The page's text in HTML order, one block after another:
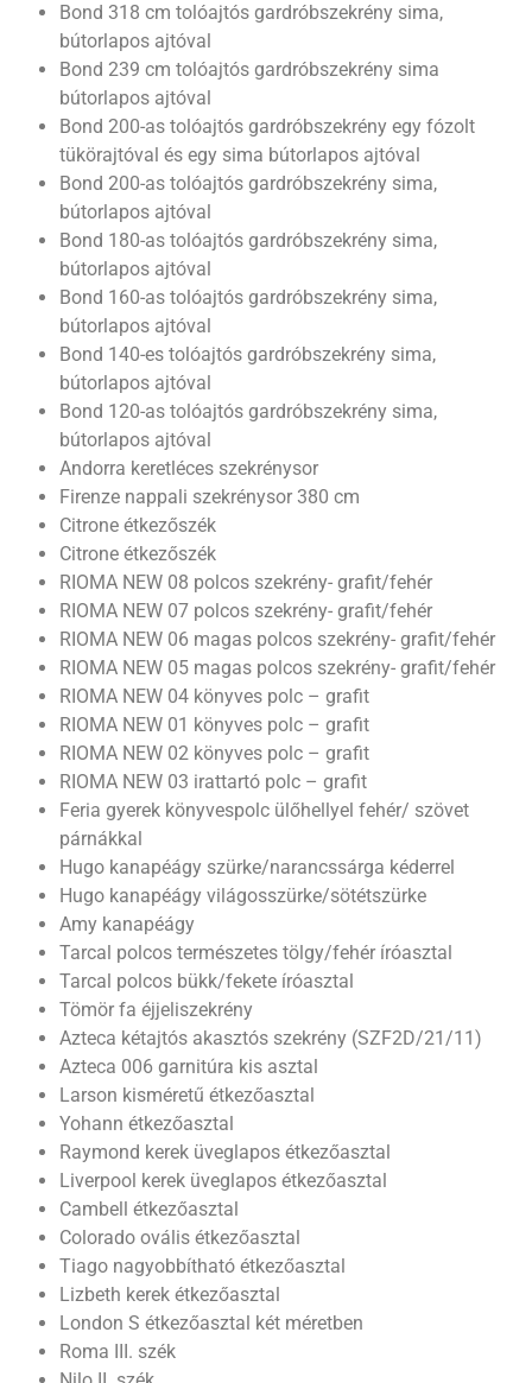
Bond 318 cm tolóajtós gardróbszekrény sima,
bútorlapos ajtóval
Bond 239 cm tolóajtós gardróbszekrény sima
bútorlapos ajtóval
Bond 200-as tolóajtós gardróbszekrény egy fózolt
tükörajtóval és egy sima bútorlapos ajtóval
Bond 200-as tolóajtós gardróbszekrény sima,
bútorlapos ajtóval
Bond 180-as tolóajtós gardróbszekrény sima,
bútorlapos ajtóval
Bond 160-as tolóajtós gardróbszekrény sima,
bútorlapos ajtóval
Bond 140-es tolóajtós gardróbszekrény sima,
bútorlapos ajtóval
Bond 120-as tolóajtós gardróbszekrény sima,
bútorlapos ajtóval
Andorra keretléces szekrénysor
Firenze nappali szekrénysor 380 cm
Citrone étkezőszék
Citrone étkezőszék
RIOMA NEW 08 polcos szekrény- grafit/fehér
RIOMA NEW 07 polcos szekrény- grafit/fehér
RIOMA NEW 06 magas polcos szekrény- grafit/fehér
RIOMA NEW 05 magas polcos szekrény- grafit/fehér
RIOMA NEW 04 könyves polc – grafit
RIOMA NEW 01 könyves polc – grafit
RIOMA NEW 02 könyves polc – grafit
RIOMA NEW 03 irattartó polc – grafit
Feria gyerek könyvespolc ülőhellyel fehér/ szövet
párnákkal
Hugo kanapéágy szürke/narancssárga kéderrel
Hugo kanapéágy világosszürke/sötétszürke
Amy kanapéágy
Tarcal polcos természetes tölgy/fehér íróasztal
Tarcal polcos bükk/fekete íróasztal
Tömör fa éjjeliszekrény
Azteca kétajtós akasztós szekrény (SZF2D/21/11)
Azteca 006 garnitúra kis asztal
Larson kisméretű étkezőasztal
Yohann étkezőasztal
Raymond kerek üveglapos étkezőasztal
Liverpool kerek üveglapos étkezőasztal
Cambell étkezőasztal
Colorado ovális étkezőasztal
Tiago nagyobbítható étkezőasztal
Lizbeth kerek étkezőasztal
London S étkezőasztal két méretben
Roma III. szék